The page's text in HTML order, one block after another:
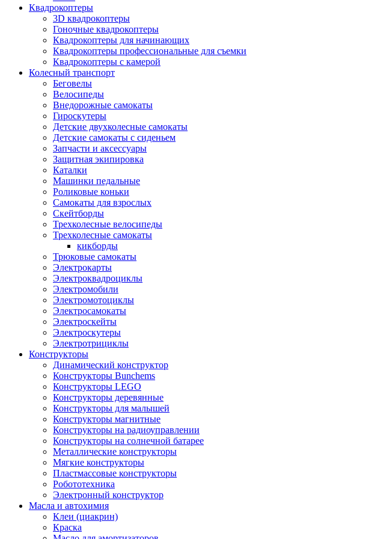
Квадрокоптеры
3D квадрокоптеры
Гоночные квадрокоптеры
Квадрокоптеры для начинающих
Квадрокоптеры профессиональные для съемки
Квадрокоптеры с камерой
Колесный транспорт
Беговелы
Велосипеды
Внедорожные самокаты
Гироскутеры
Детские двухколесные самокаты
Детские самокаты с сиденьем
Запчасти и аксессуары
Защитная экипировка
Каталки
Машинки педальные
Роликовые коньки
Самокаты для взрослых
Скейтборды
Трехколесные велосипеды
Трехколесные самокаты
кикборды
Трюковые самокаты
Электрокарты
Электроквадроциклы
Электромобили
Электромотоциклы
Электросамокаты
Электроскейты
Электроскутеры
Электротрициклы
Конструкторы
Динамический конструктор
Конструкторы Bunchems
Конструкторы LEGO
Конструкторы деревянные
Конструкторы для малышей
Конструкторы магнитные
Конструкторы на радиоуправлении
Конструкторы на солнечной батарее
Металлические конструкторы
Мягкие конструкторы
Пластмассовые конструкторы
Робототехника
Электронный конструктор
Масла и автохимия
Клеи (циакрин)
Краска